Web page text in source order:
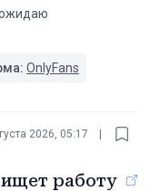
ожидаю
OnlyFans
2026, 05:17
работу